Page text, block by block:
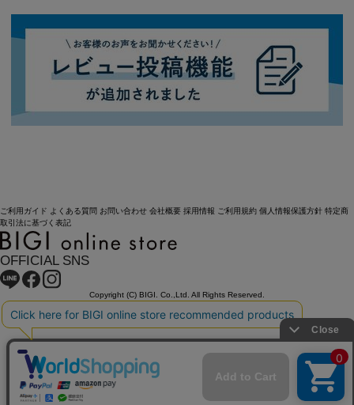
ご利用ガイド よくある質問 お問い合わせ 会社概要 採用情報 ご利用規約 個人情報保護方針 特定商
取引法に基づく表記
OFFICIAL SNS
Copyright (C) BIGI. Co.,Ltd. All Rights Reserved.